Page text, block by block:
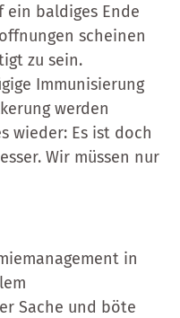
baldiges Ende
scheinen
zu sein.
Immunisierung
werden
wieder: Es ist doch
Wir müssen nur
in
Sache und böte